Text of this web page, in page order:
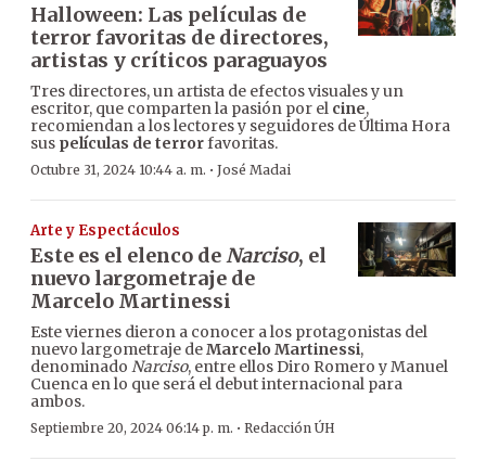
Halloween: Las películas de
terror favoritas de directores,
artistas y críticos paraguayos
Tres directores, un artista de efectos visuales y un
escritor, que comparten la pasión por el cine,
recomiendan a los lectores y seguidores de Última Hora
sus películas de terrorfavoritas.
Octubre 31, 2024 10:44 a. m. · José Madai
Arte y Espectáculos
Este es el elenco deNarciso, el
nuevo largometraje de
Marcelo Martinessi
Este viernes dieron a conocer a los protagonistas del
nuevo largometraje deMarcelo Martinessi,
denominado Narciso, entre ellos Diro Romero y Manuel
Cuenca en lo que será el debut internacional para
ambos.
Septiembre 20, 2024 06:14 p. m. · Redacción ÚH